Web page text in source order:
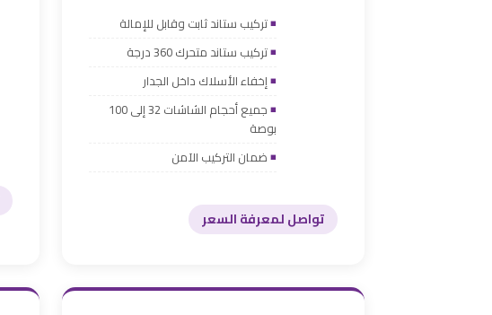
تركيب ستاند ثابت وقابل للإمالة
تركيب ستاند متحرك 360 درجة
إخفاء الأسلاك داخل الجدار
جميع أحجام الشاشات 32 إلى 100
بوصة
ضمان التركيب الآمن
تواصل لمعرفة السعر